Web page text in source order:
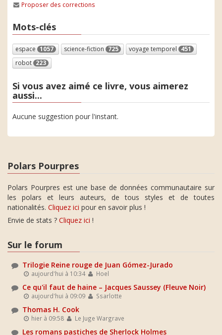
Proposer des corrections
Mots-clés
espace 1057 science-fiction 725 voyage temporel 451
robot 223
Si vous avez aimé ce livre, vous aimerez
aussi...
Aucune suggestion pour l'instant.
Polars Pourpres
Polars Pourpres est une base de données communautaire sur
les polars et leurs auteurs, de tous styles et de toutes
nationalités. Cliquez ici pour en savoir plus !
Envie de stats ? Cliquez ici !
Sur le forum
Trilogie Reine rouge de Juan Gómez-Jurado
aujourd'hui à 10:34 Hoel
Ce qu'il faut de haine – Jacques Saussey (Fleuve Noir)
aujourd'hui à 09:09 Ssarlotte
Thomas H. Cook
hier à 09:58 Le Juge Wargrave
Les romans pastiches de Sherlock Holmes